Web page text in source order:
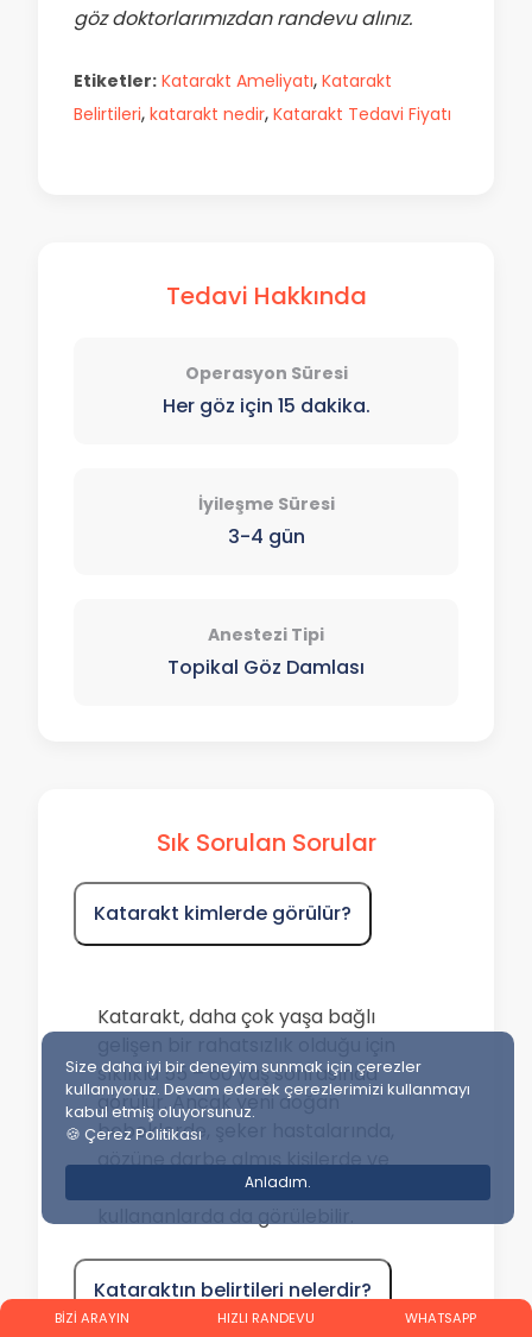
göz doktorlarımızdan randevu alınız.
Etiketler: Katarakt Ameliyatı, Katarakt
Belirtileri, katarakt nedir, Katarakt Tedavi Fiyatı
Tedavi Hakkında
Operasyon Süresi
Her göz için 15 dakika.
İyileşme Süresi
3-4 gün
Anestezi Tipi
Topikal Göz Damlası
Sık Sorulan Sorular
Katarakt kimlerde görülür?
Katarakt, daha çok yaşa bağlı
sıklıkla 55 – 60 yaş sonrasında
görülür. Ancak yeni doğan
bebeklerde, şeker hastalarında,
gözüne darbe almış kişilerde ve
uzun süreli kortizonlu ilaç
Kataraktın belirtileri nelerdir?
BİZİ ARAYIN HIZLI RANDEVU WHATSAPP
Size daha iyi bir deneyim sunmak için çerezler
kullanıyoruz. Devam ederek çerezlerimizi kullanmayı
kabul etmiş oluyorsunuz.
🍪 Çerez Politikası
Anladım.